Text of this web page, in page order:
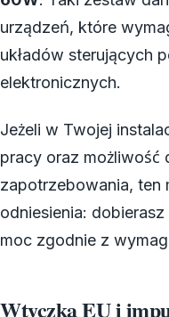
urządzeń, które
układów sterujących
elektronicznych.
Jeżeli w Twojej
pracy oraz możliwość
zapotrzebowania, ten
odniesienia:
moc zgodnie z
Wtyczka EU i